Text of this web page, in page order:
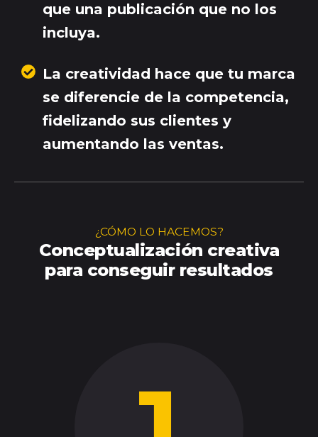
que una publicación que no los
incluya.
La creatividad hace que tu marca
se diferencie de la competencia,
fidelizando sus clientes y
aumentando las ventas.
¿CÓMO LO HACEMOS?
Conceptualización creativa
para conseguir resultados